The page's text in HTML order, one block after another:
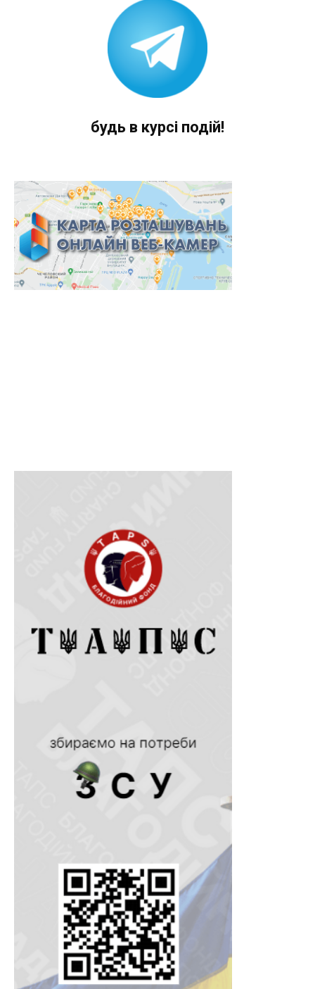
будь в курсі подій!